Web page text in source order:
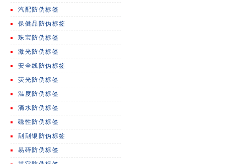
汽配防伪标签
保健品防伪标签
珠宝防伪标签
激光防伪标签
安全线防伪标签
荧光防伪标签
温度防伪标签
滴水防伪标签
磁性防伪标签
刮刮银防伪标签
易碎防伪标签